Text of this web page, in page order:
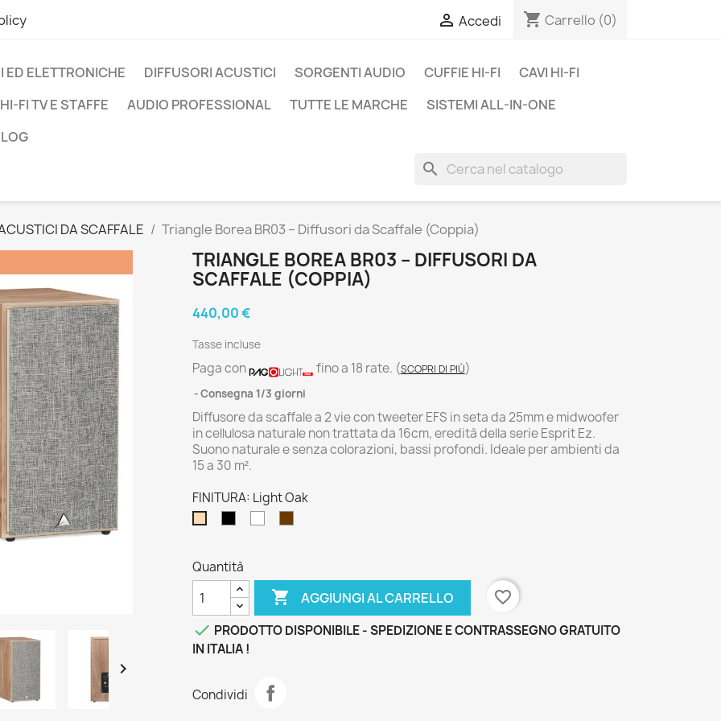
 Accedi shopping_cart Carrello (0)
ED ELETTRONICHE DIFFUSORI ACUSTICI SORGENTI AUDIO CUFFIE HI-FI
CAVI HI-FI
FI TV E STAFFE
AUDIO PROFESSIONAL TUTTE LE MARCHE
SISTEMI ALL-IN-ONE
search
DA SCAFFALE Triangle Borea BR03 – Diffusori da Scaffale (Coppia)

TRIANGLE BOREA BR03 – DIFFUSORI DA
SCAFFALE (COPPIA)
440,00 €
Tasse incluse
Paga con fino a 18 rate. (SCOPRI DI PIÙ)
Consegna 1/3 giorni
Diffusore da scaffale a 2 vie con tweeter EFS in seta da 25mm e midwoofer
in cellulosa naturale non trattata da 16cm, eredità della serie Esprit Ez.
Suono naturale e senza colorazioni, bassi profondi. Ideale per ambienti da
15 a 30 m².
FINITURA: Light Oak
Quantità
 AGGIUNGI AL CARRELLO
favorite_border
 PRODOTTO DISPONIBILE - SPEDIZIONE E CONTRASSEGNO GRATUITO
IN ITALIA !
Condividi